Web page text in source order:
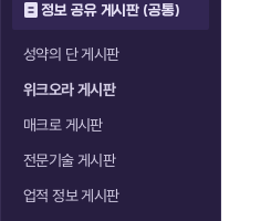
정보 공유 게시판 (공통)
성약의 단 게시판
위크오라 게시판
매크로 게시판
전문기술 게시판
업적 정보 게시판